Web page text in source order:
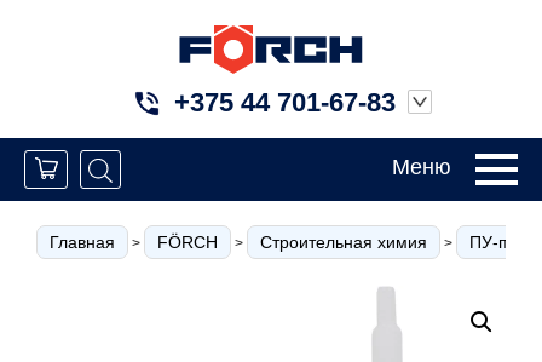
+375 44 701-67-83
Меню
Главная > FÖRCH > Строительная химия > ПУ-